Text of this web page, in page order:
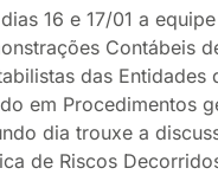
16 e 17/01 a
Contábeis
das
em Procedimentos
dia trouxe a
de Riscos